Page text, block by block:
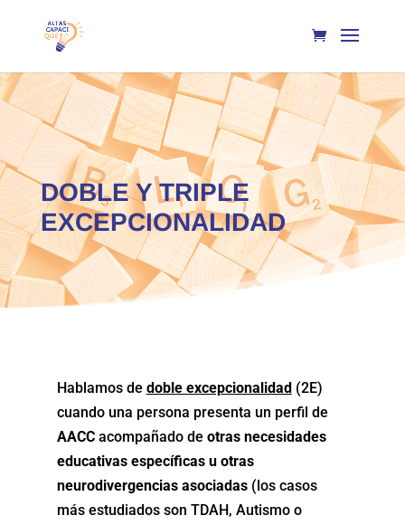
DOBLE Y TRIPLE
EXCEPCIONALIDAD
Hablamos de doble excepcionalidad(2E)
cuando una persona presenta un perfil de
AACCacompañado de otras necesidades
educativas específicas u otras
neurodivergencias asociadas (los casos
más estudiados son TDAH, Autismo o